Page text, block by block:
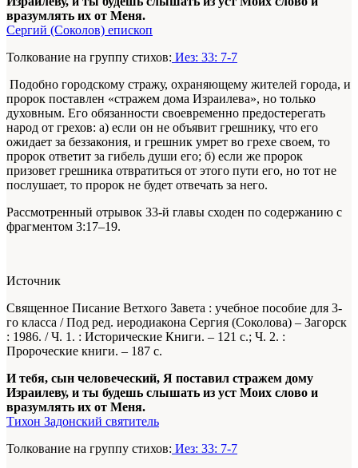
вразумлять их от Меня.
Сергий (Соколов) епископ
Толкование на группу стихов: Иез: 33: 7-7
Подобно городскому стражу, охраняющему жителей города, и
пророк поставлен «стражем дома Израилева», но только
духовным. Его обязанности своевременно предостерегать
народ от грехов: а) если он не объявит грешнику, что его
ожидает за беззакония, и грешник умрет во грехе своем, то
пророк ответит за гибель души его; б) если же пророк
призовет грешника отвратиться от этого пути его, но тот не
послушает, то пророк не будет отвечать за него.
Рассмотренный отрывок 33-й главы сходен по содержанию с
фрагментом 3:17–19.
Источник
Священное Писание Ветхого Завета : учебное пособие для 3-
го класса / Под ред. иеродиакона Сергия (Соколова) – Загорск
: 1986. / Ч. 1. : Исторические Книги. – 121 с.; Ч. 2. :
Пророческие книги. – 187 с.
И тебя, сын человеческий, Я поставил стражем дому
Израилеву, и ты будешь слышать из уст Моих слово и
вразумлять их от Меня.
Тихон Задонский святитель
Толкование на группу стихов: Иез: 33: 7-7